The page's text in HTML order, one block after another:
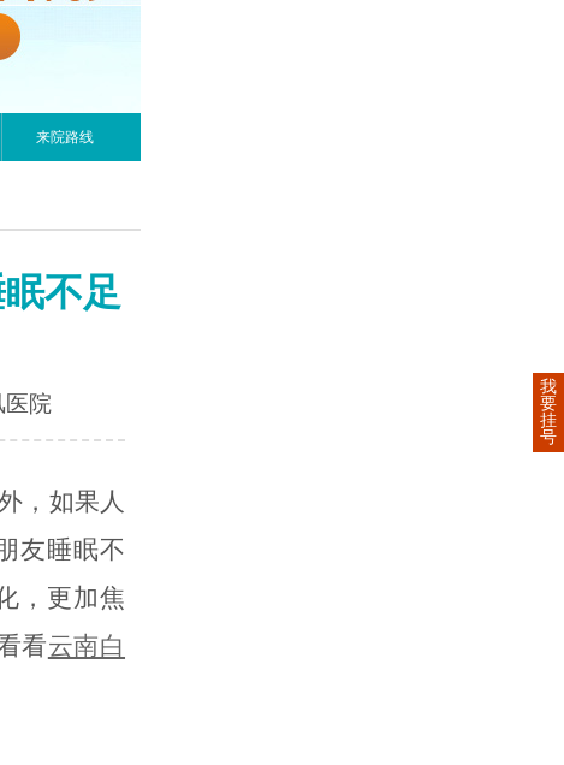
来院路线
不足
院
，如果人
友睡眠不
，更加焦
看云南白
我
要
挂
号